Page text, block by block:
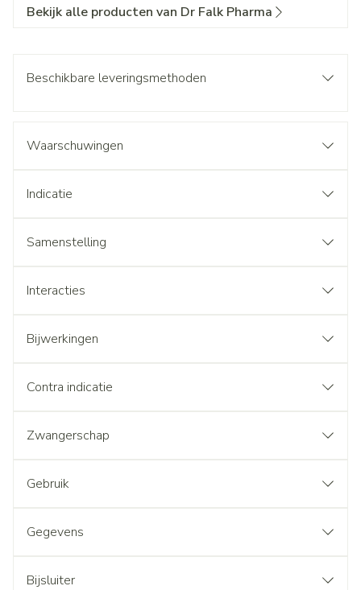
Bekijk alle producten van Dr Falk Pharma
Beschikbare leveringsmethoden
Waarschuwingen
Indicatie
Samenstelling
Interacties
Bijwerkingen
Contra indicatie
Zwangerschap
Gebruik
Gegevens
Bijsluiter